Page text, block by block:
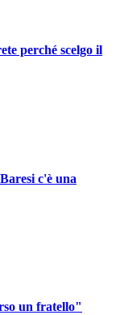
perché scelgo il
c'è una
un fratello"